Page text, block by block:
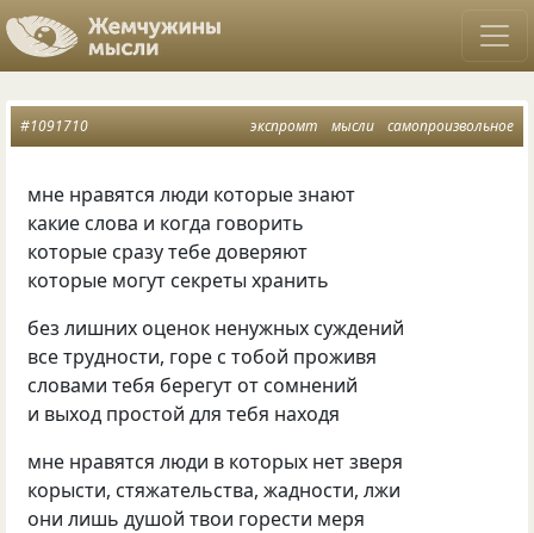
экспромт мысли самопроизвольное
#1091710
мне нравятся люди которые знают
какие слова и когда говорить
которые сразу тебе доверяют
которые могут секреты хранить
без лишних оценок ненужных суждений
все трудности, горе с тобой проживя
словами тебя берегут от сомнений
и выход простой для тебя находя
мне нравятся люди в которых нет зверя
корысти, стяжательства, жадности, лжи
они лишь душой твои горести меря